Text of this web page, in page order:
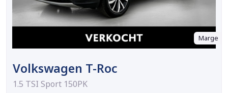
Marge
Volkswagen T-Roc
1.5 TSI Sport 150PK